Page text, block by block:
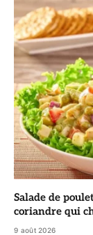
Salade de
coriandre qui
9 août 2026